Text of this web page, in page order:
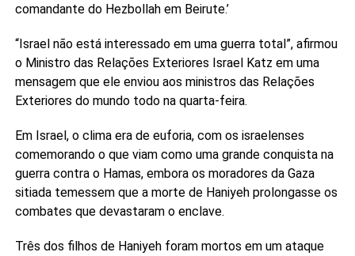
comandante do Hezbollah em Beirute.’
“Israel não está interessado em uma guerra total”, afirmou
o Ministro das Relações Exteriores Israel Katz em uma
mensagem que ele enviou aos ministros das Relações
Exteriores do mundo todo na quarta-feira.
Em Israel, o clima era de euforia, com os israelenses
comemorando o que viam como uma grande conquista na
guerra contra o Hamas, embora os moradores da Gaza
sitiada temessem que a morte de Haniyeh prolongasse os
combates que devastaram o enclave.
Três dos filhos de Haniyeh foram mortos em um ataque